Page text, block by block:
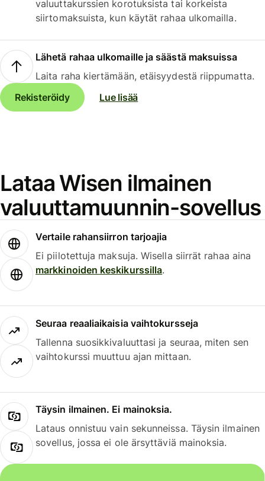
valuuttakurssien korotuksista tai korkeista
siirtomaksuista, kun käytät rahaa ulkomailla.
Lähetä rahaa ulkomaille ja säästä maksuissa
Laita raha kiertämään, etäisyydestä riippumatta.
Rekisteröidy
Lue lisää
Lataa Wisen ilmainen
valuuttamuunnin-sovellus
Vertaile rahansiirron tarjoajia
Ei piilotettuja maksuja. Wisella siirrät rahaa aina
markkinoiden keskikurssilla.
Seuraa reaaliaikaisia vaihtokursseja
Tallenna suosikkivaluuttasi ja seuraa, miten sen
vaihtokurssi muuttuu ajan mittaan.
Täysin ilmainen. Ei mainoksia.
Lataus onnistuu vain sekunneissa. Täysin ilmainen
sovellus, jossa ei ole ärsyttäviä mainoksia.